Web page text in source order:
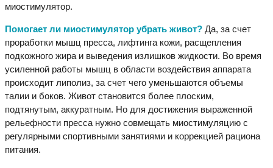
миостимулятор.
Помогает ли миостимулятор убрать живот? Да, за счет
проработки мышц пресса, лифтинга кожи, расщепления
подкожного жира и выведения излишков жидкости. Во время
усиленной работы мышц в области воздействия аппарата
происходит липолиз, за счет чего уменьшаются объемы
талии и боков. Живот становится более плоским,
подтянутым, аккуратным. Но для достижения выраженной
рельефности пресса нужно совмещать миостимуляцию с
регулярными спортивными занятиями и коррекцией рациона
питания.